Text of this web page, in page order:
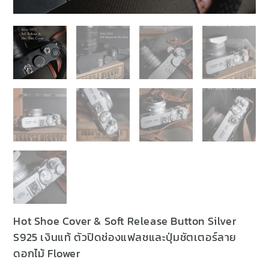
Hot Shoe Cover & Soft Release Button Silver
S925 เงินแท้ ตัวปิดช่องแฟลชและปุ่มชัตเตอร์ลาย
ดอกไม้ Flower